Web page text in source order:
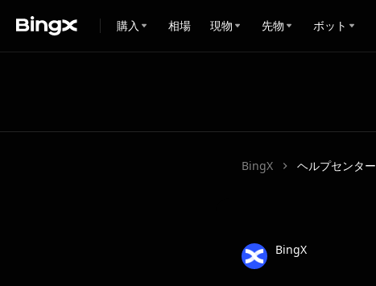
購入 相場 現物 先物 ボット
BingX ヘルプセンター
BingX